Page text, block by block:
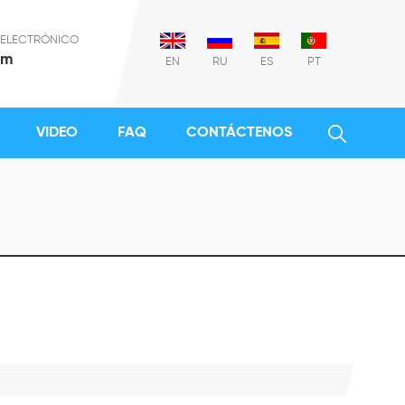
EN RU ES PT
VIDEO FAQ CONTÁCTENOS